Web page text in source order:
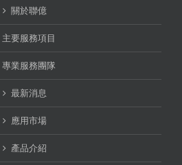
關於聯億
主要服務項目
專業服務團隊
最新消息
應用市場
產品介紹